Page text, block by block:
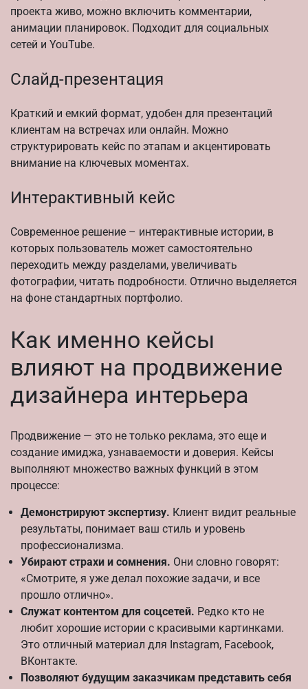
проекта живо, можно включить комментарии,
анимации планировок. Подходит для социальных
сетей и YouTube.
Слайд-презентация
Краткий и емкий формат, удобен для презентаций
клиентам на встречах или онлайн. Можно
структурировать кейс по этапам и акцентировать
внимание на ключевых моментах.
Интерактивный кейс
Современное решение – интерактивные истории, в
которых пользователь может самостоятельно
переходить между разделами, увеличивать
фотографии, читать подробности. Отлично выделяется
на фоне стандартных портфолио.
Как именно кейсы
влияют на продвижение
дизайнера интерьера
Продвижение — это не только реклама, это еще и
создание имиджа, узнаваемости и доверия. Кейсы
выполняют множество важных функций в этом
процессе:
Демонстрируют экспертизу. Клиент видит реальные
результаты, понимает ваш стиль и уровень
профессионализма.
Убирают страхи и сомнения. Они словно говорят:
«Смотрите, я уже делал похожие задачи, и все
прошло отлично».
Служат контентом для соцсетей. Редко кто не
любит хорошие истории с красивыми картинками.
Это отличный материал для Instagram, Facebook,
ВКонтакте.
Позволяют будущим заказчикам представить себя